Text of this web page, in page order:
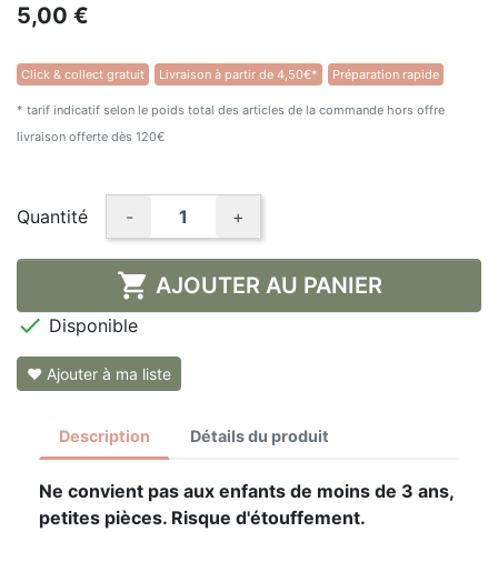
5,00 €
Click & collect gratuit Livraison à partir de 4,50€* Préparation rapide
* tarif indicatif selon le poids total des articles de la commande hors offre
livraison offerte dès 120€
Quantité - +
 AJOUTER AU PANIER
 Disponible
❤ Ajouter à ma liste
Description Détails du produit
Ne convient pas aux enfants de moins de 3 ans,
petites pièces. Risque d'étouffement.